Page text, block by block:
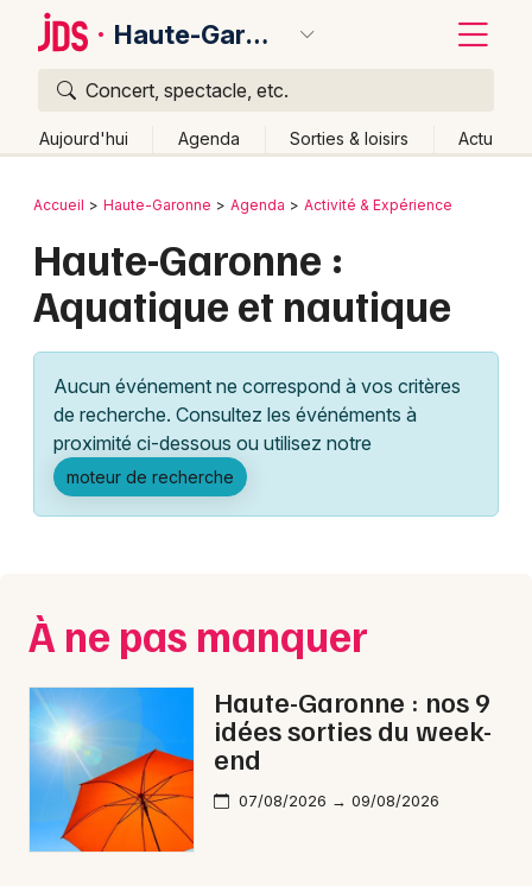
Haute-Garonne
Concert, spectacle, etc.
Aujourd'hui Agenda Sorties & loisirs Actu
Publier un événement
Grands événements
Activité & Expérience
Manifestations
Foires & salons
Concerts
Sports
Soirées
Sorties famille
Bordeaux
Colmar
Lille
Lyon
Marseille
Mulhouse
Nice
Paris
Strasbourg
Toulouse
Toutes les villes
Retour
Accueil Haute-Garonne Agenda Activité & Expérience
Haute-Garonne :
Aquatique et nautique
Aucun événement ne correspond à vos critères
de recherche. Consultez les événéments à
proximité ci-dessous ou utilisez notre
moteur de recherche
À ne pas manquer
Haute-Garonne : nos 9
idées sorties du week-
end
07/08/2026 → 09/08/2026
Quoi ?
Où ?
Près de moi
Changer de lieu
Quand ?
Effacer les dates
Aujourd'hui
Demain Ce week-end Autre